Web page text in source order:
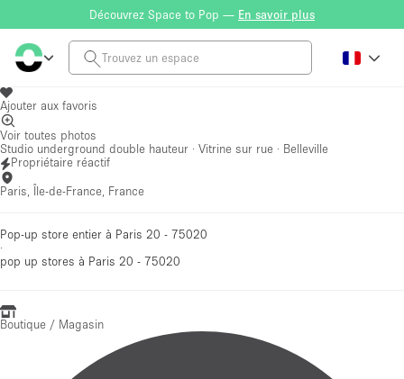
Découvrez Space to Pop — En savoir plus
Ajouter aux favoris
Voir toutes photos
Studio underground double hauteur · Vitrine sur rue · Belleville
Propriétaire réactif
Paris, Île-de-France, France
Pop-up store entier à Paris 20 - 75020
·
pop up stores à Paris 20 - 75020
Boutique / Magasin